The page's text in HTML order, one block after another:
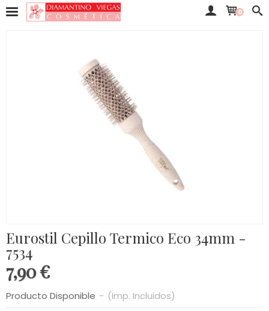
0
Eurostil Cepillo Termico Eco 34mm -
7534
7,90 €
Producto Disponible - (Imp. Incluidos)